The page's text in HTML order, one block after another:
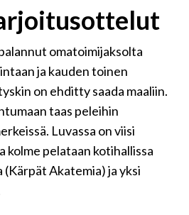
omatoimijaksolta
ja kauden toinen
on ehditty saada maaliin.
taas peleihin
Luvassa on viisi
pelataan kotihallissa
(Kärpät Akatemia) ja yksi